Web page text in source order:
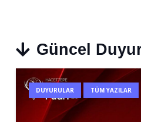
Güncel
DUYURULAR TÜM YAZILAR